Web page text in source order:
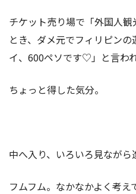
チケット売り場で「外国人
とき、ダメ元でフィリピン
イ、600ペソです♡」と言わ
ちょっと得した気分。
中へ入り、いろいろ見ながら
フムフム。なかなかよく考え